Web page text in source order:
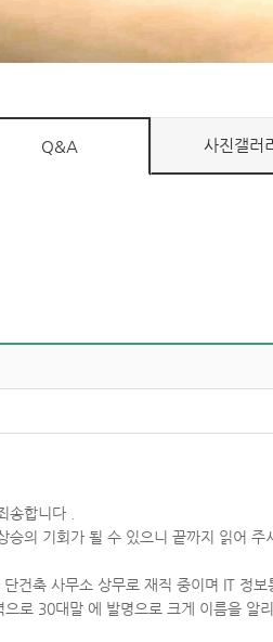
Q&A 사진갤러
합니다.
승의기회가될수있으니끝까지읽어주
건축사무소상무로재직중이며IT정
으로30대말에발명으로크게이름을알